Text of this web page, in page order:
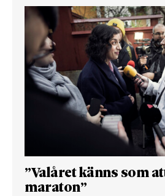
”Valåret känns som
maraton”